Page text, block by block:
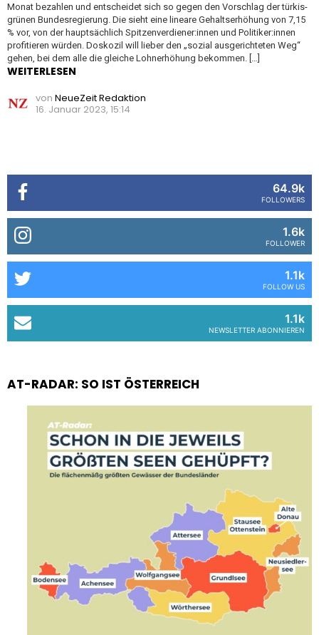
Monat bezahlen und entscheidet sich so gegen den Vorschlag der türkis-
grünen Bundesregierung. Die sieht eine lineare Gehaltserhöhung von 7,15
% vor, von der hauptsächlich Spitzenverdiener:innen und Politiker:innen
profitieren würden. Doskozil will lieber den „sozial ausgerichteten Weg“
gehen, bei dem alle die gleiche Lohnerhöhung bekommen. […]
WEITERLESEN
von NeueZeit Redaktion
16. Januar 2023, 15:14
64.9k
FOLLOWERS
1.6k
FOLLOWER
1.1k
FOLLOW US
1.1k
NEWSLETTER ABONNIEREN
AT-RADAR: SO IST ÖSTERREICH